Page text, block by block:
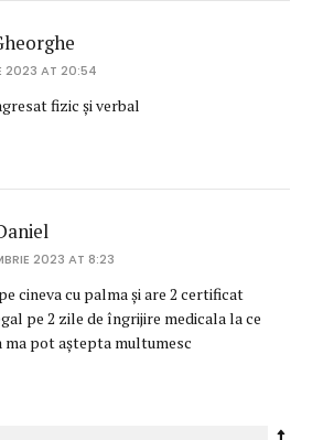
2023 AT 20:54
fizic și verbal
2023 AT 8:23
cineva cu palma și are 2 certificat
pe 2 zile de îngrijire medicala la ce
ma pot aștepta multumesc